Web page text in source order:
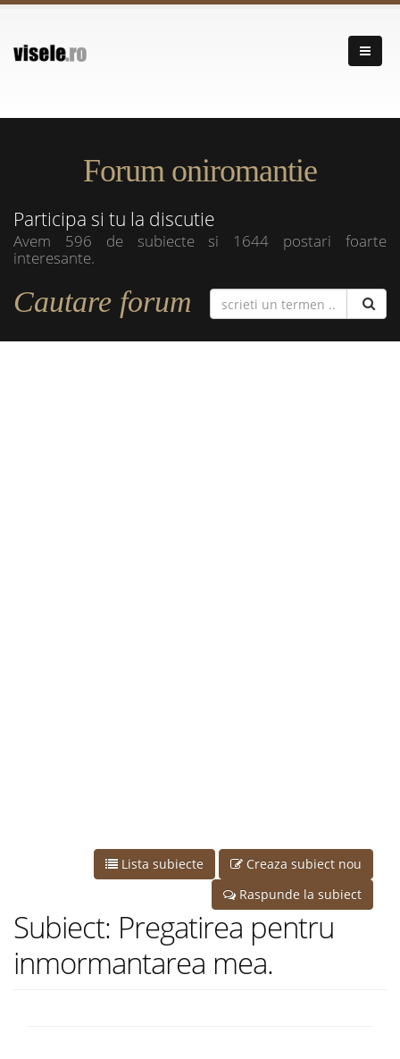
Forum oniromantie
Participa si tu la discutie
Avem 596 de subiecte si 1644 postari foarte
interesante.
Cautare forum
Lista subiecte
Creaza subiect nou
Raspunde la subiect
Subiect: Pregatirea pentru
inmormantarea mea.